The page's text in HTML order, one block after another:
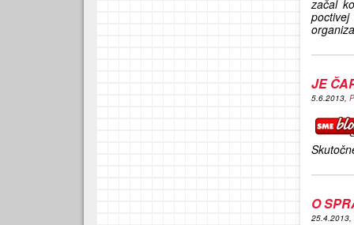
začal
JE
5.6.2013,
O
25.4.2013,